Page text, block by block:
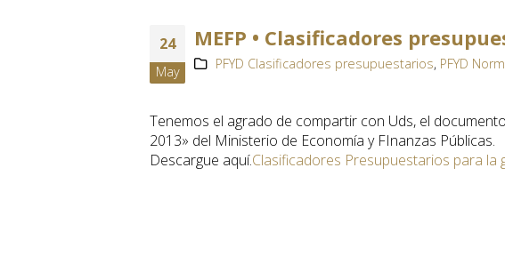
24
May
MEFP • Clasificadores
PFYD Clasificadores presupuestarios, PFYD
Tenemos el agrado de compartir con Uds, el
2013» del Ministerio de Economía y FInanzas Públicas.
Descargue aquí.Clasificadores Presupuestarios para la